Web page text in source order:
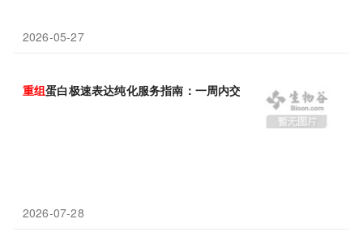
2026-05-27
重组蛋白极速表达纯化服务指南：一周内交付的关键路径
2026-07-28